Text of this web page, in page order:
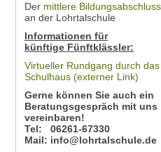
Der mittlere Bildungsabschluss
an der Lohrtalschule
Informationen für
künftige Fünftklässler:
Virtueller Rundgang durch das
Schulhaus (externer Link)
Gerne können Sie auch ein
Beratungsgespräch mit uns
vereinbaren!
Tel: 06261-67330
Mail: info@lohrtalschule.de